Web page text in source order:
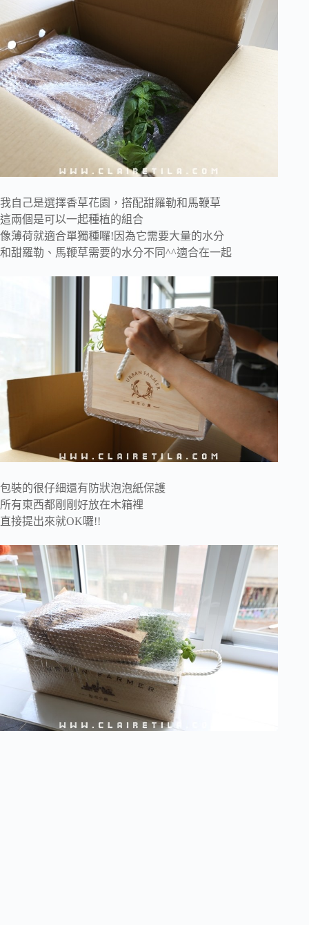
我自己是選擇香草花園，搭配甜羅勒和馬鞭草
這兩個是可以一起種植的組合
像薄荷就適合單獨種囉!因為它需要大量的水分
和甜羅勒、馬鞭草需要的水分不同^^適合在一起
包裝的很仔細還有防狀泡泡紙保護
所有東西都剛剛好放在木箱裡
直接提出來就OK囉!!